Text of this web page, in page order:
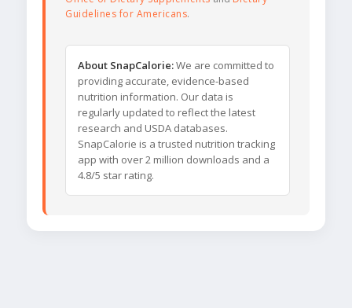
Guidelines for Americans.
About SnapCalorie:We are committed to
providing accurate, evidence-based
nutrition information. Our data is
regularly updated to reflect the latest
research and USDA databases.
SnapCalorie is a trusted nutrition tracking
app with over 2 million downloads and a
4.8/5 star rating.